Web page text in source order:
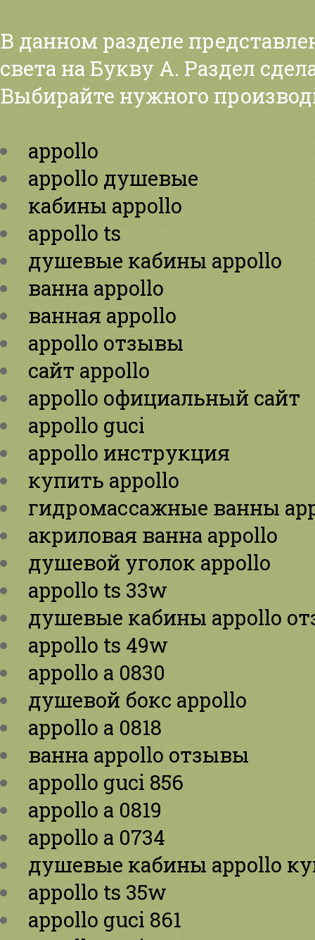
В данном разделе
света на Букву А. Раздел
Выбирайте нужного
appollo
appollo душевые
кабины appollo
appollo ts
душевые кабины appollo
ванна appollo
ванная appollo
appollo отзывы
сайт appollo
appollo официальный сайт
appollo guci
appollo инструкция
купить appollo
гидромассажные ванны
акриловая ванна appollo
душевой уголок appollo
appollo ts 33w
душевые кабины appollo
appollo ts 49w
appollo a 0830
душевой бокс appollo
appollo a 0818
ванна appollo отзывы
appollo guci 856
appollo a 0819
appollo a 0734
душевые кабины appollo
appollo ts 35w
appollo guci 861